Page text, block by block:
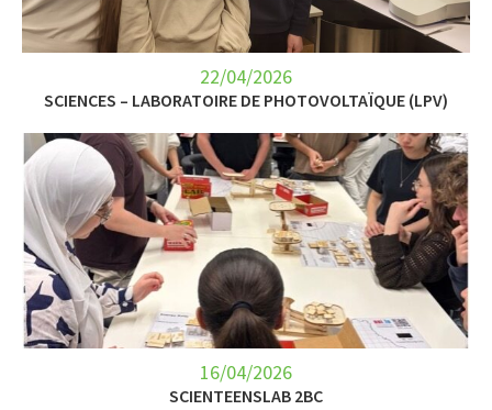
22/04/2026
SCIENCES – LABORATOIRE DE PHOTOVOLTAÏQUE (LPV)
16/04/2026
SCIENTEENSLAB 2BC